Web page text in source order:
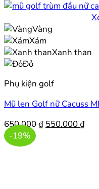
Vàng
Xám
Xanh than
Đỏ
Phụ kiện golf
Mũ len Golf nữ Cacuss
650.000₫ Giá
550.000 ₫Giá
-19%